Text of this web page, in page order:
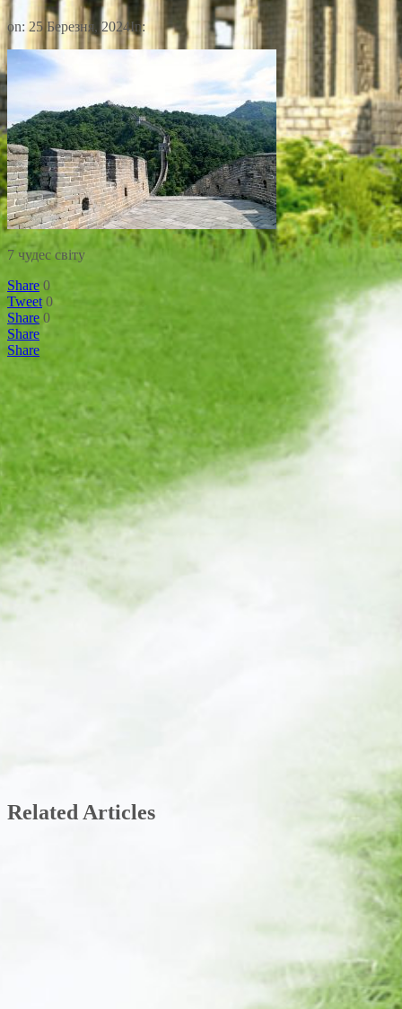
on: 25 Березня, 2024In:
7 чудес світу
Share 0
Tweet 0
Share 0
Share
Share
Related Articles